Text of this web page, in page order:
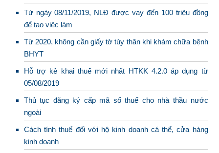
Từ ngày 08/11/2019, NLĐ được vay đến 100 triệu đồng
để tạo việc làm
Từ 2020, không cần giấy tờ tùy thân khi khám chữa bệnh
BHYT
Hỗ trợ kê khai thuế mới nhất HTKK 4.2.0 áp dụng từ
05/08/2019
Thủ tục đăng ký cấp mã số thuế cho nhà thầu nước
ngoài
Cách tính thuế đối với hộ kinh doanh cá thể, cửa hàng
kinh doanh